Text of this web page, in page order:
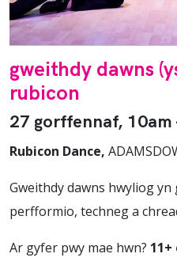
gweithdy dawns
rubicon
27 gorffennaf, 10am
Rubicon Dance,
Gweithdy dawns hwyliog
perfformio, techneg a
Ar gyfer pwy mae hwn? 11+